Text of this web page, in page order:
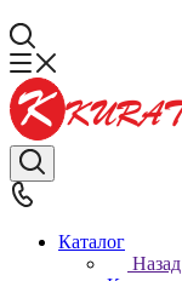
Каталог
Назад